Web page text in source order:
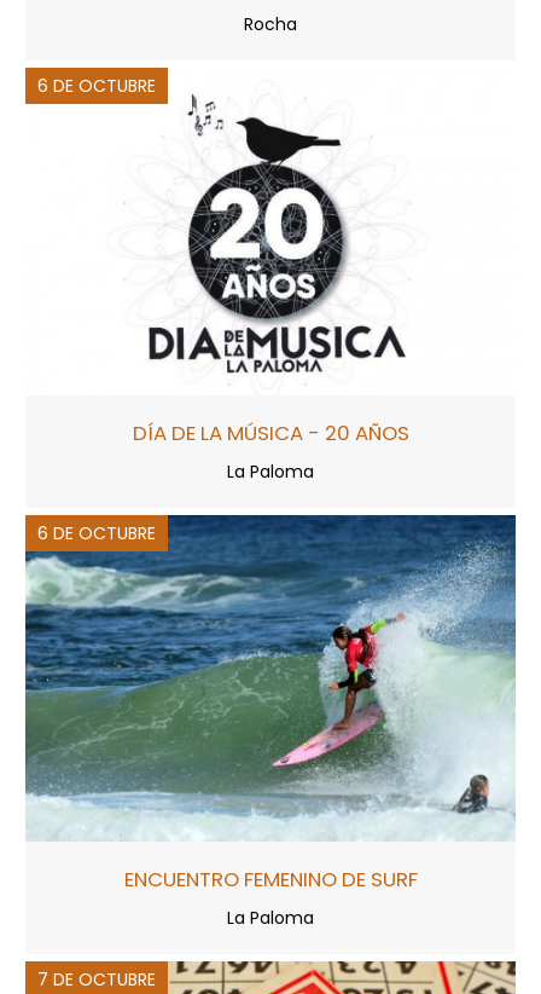
Rocha
6 DE OCTUBRE
DÍA DE LA MÚSICA - 20 AÑOS
La Paloma
6 DE OCTUBRE
ENCUENTRO FEMENINO DE SURF
La Paloma
7 DE OCTUBRE